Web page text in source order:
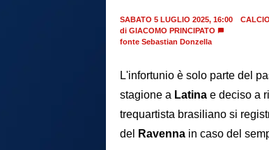
SABATO 5 LUGLIO 2025, 16:00
di GIACOMO PRINCIPATO
fonte Sebastian Donzella
L'infortunio è solo parte del
stagione a Latina e deciso a
trequartista brasiliano si
del
Ravenna in caso del